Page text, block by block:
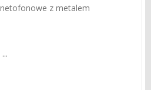
z metalem